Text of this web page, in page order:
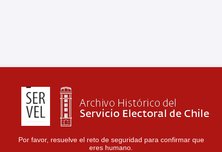
Por favor, resuelve el reto de seguridad para confirmar que
eres humano.